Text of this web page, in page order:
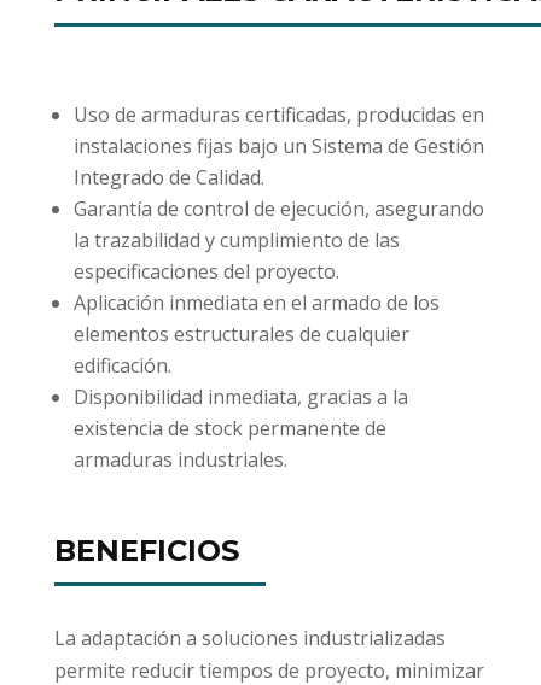
Uso de armaduras certificadas, producidas en
instalaciones fijas bajo un Sistema de Gestión
Integrado de Calidad.
Garantía de control de ejecución, asegurando
la trazabilidad y cumplimiento de las
especificaciones del proyecto.
Aplicación inmediata en el armado de los
elementos estructurales de cualquier
edificación.
Disponibilidad inmediata, gracias a la
existencia de stock permanente de
armaduras industriales.
BENEFICIOS
La adaptación a soluciones industrializadas
permite reducir tiempos de proyecto, minimizar